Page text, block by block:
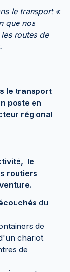
le transport «
que nos
routes de
le transport
poste en
régional
le
routiers
du
de
chariot
de